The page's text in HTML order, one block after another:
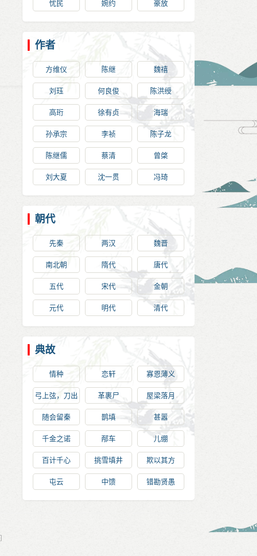
忧民 婉约 豪放
作者
方维仪 陈继 魏禧
刘珏 何良俊 陈洪绶
高珩 徐有贞 海瑞
孙承宗 李祯 陈子龙
陈继儒 蔡清 曾棨
刘大夏 沈一贯 冯琦
朝代
先秦 两汉 魏晋
南北朝 隋代 唐代
五代 宋代 金朝
元代 明代 清代
典故
情种 恋轩 寡恩薄义
弓上弦，刀出
鞘
革裹尸 屋梁落月
随会留秦 鹊填 甚嚣
千金之诺 邴车 儿绷
百计千心 挑雪填井 欺以其方
屯云 中馈 错勘贤愚